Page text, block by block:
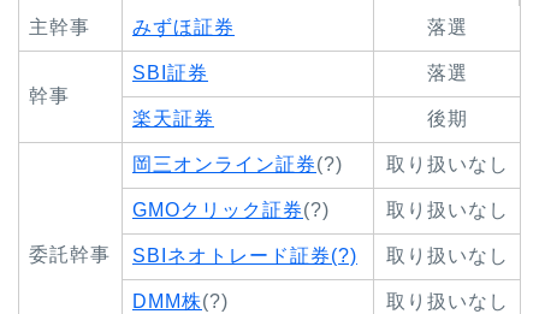
主幹事 みずほ証券 落選
幹事
SBI証券 落選
楽天証券 後期
委託幹事
岡三オンライン証券(?) 取り扱いなし
GMOクリック証券(?) 取り扱いなし
SBIネオトレード証券(?) 取り扱いなし
DMM株(?) 取り扱いなし